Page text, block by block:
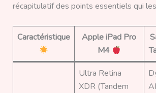
récapitulatif des points essentiels qui
Caractéristique
Apple iPad Pro
M4
Ultra Retina
XDR (Tandem